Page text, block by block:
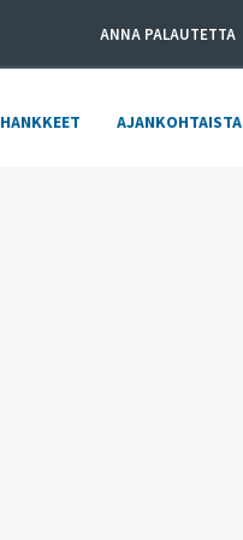
ANNA PALAUTETTA
HANKKEET AJANKOHTAISTA